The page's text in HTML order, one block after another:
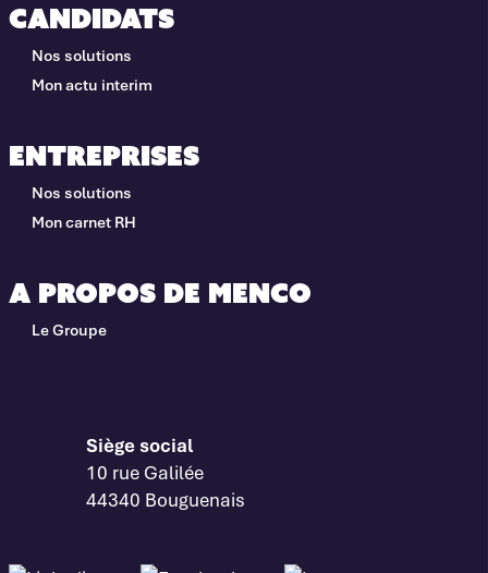
Candidats
Nos solutions
Mon actu interim
Entreprises
Nos solutions
Mon carnet RH
A propos de Menco
Le Groupe
Siège social
10 rue Galilée
44340 Bouguenais